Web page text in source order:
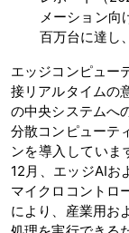
メーション向
百万台に達し
エッジコンピュー
接リアルタイムの
の中央システムへ
分散コンピューテ
ンを導入してい
12月、エッジAIお
マイクロコントロ
により、産業用お